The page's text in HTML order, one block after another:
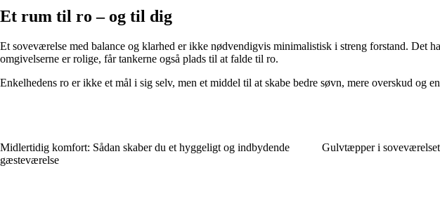
Et rum til ro – og til dig
Et soveværelse med balance og klarhed er ikke nødvendigvis minimalistisk i streng forstand.
omgivelserne er rolige, får tankerne også plads til at falde til ro.
Enkelhedens ro er ikke et mål i sig selv, men et middel til at skabe bedre søvn, mere overskud og
Midlertidig komfort: Sådan skaber du et hyggeligt og indbydende
gæsteværelse
Gulvtæpper i